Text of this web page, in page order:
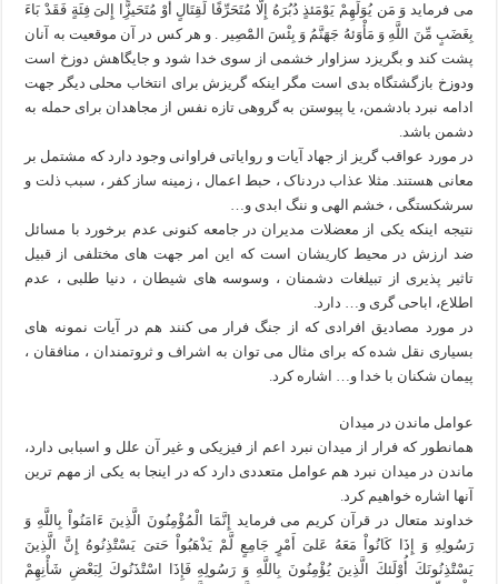
می فرماید وَ مَن يُوَلِّهِمْ يَوْمَئذٍ دُبُرَهُ إِلَّا مُتَحَرِّفًا لِّقِتَالٍ أَوْ مُتَحَيزًِّا إِلىَ‏ فِئَةٍ فَقَدْ بَاءَ
بِغَضَبٍ مِّنَ اللَّهِ وَ مَأْوَئهُ جَهَنَّمُ وَ بِئْسَ المَْصِير . و هر كس در آن موقعيت به آنان
پشت كند و بگريزد سزاوار خشمى از سوى خدا شود و جايگاهش دوزخ است
ودوزخ بازگشت‏گاه بدى است مگر اينكه گريزش براى انتخاب محلى ديگر جهت
ادامه نبرد بادشمن، يا پيوستن به گروهى تازه نفس از مجاهدان براى حمله به
دشمن‏ باشد.
در مورد عواقب گریز از جهاد آیات و روایاتی فراوانی وجود دارد که مشتمل بر
معانی هستند. مثلا عذاب دردناک ، حبط اعمال ، زمینه ساز کفر ، سبب ذلت و
سرشکستگی ، خشم الهی و ننگ ابدی و…
نتیجه اینکه یکی از معضلات مدیران در جامعه کنونی عدم برخورد با مسائل
ضد ارزش در محیط کاریشان است که این امر جهت های مختلفی از قبیل
تاثیر پذیری از تبیلغات دشمنان ، وسوسه های شیطان ، دنیا طلبی ، عدم
اطلاع، اباحی گری و… دارد.
در مورد مصادیق افرادی که از جنگ فرار می کنند هم در آیات نمونه های
بسیاری نقل شده که برای مثال می توان به اشراف و ثروتمندان ، منافقان ،
پیمان شکنان با خدا و… اشاره کرد.
عوامل ماندن در میدان
همانطور که فرار از میدان نبرد اعم از فیزیکی و غیر آن علل و اسبابی دارد،
ماندن در میدان نبرد هم عوامل متعددی دارد که در اینجا به یکی از مهم ترین
آنها اشاره خواهیم کرد.
خداوند متعال در قرآن کریم می فرماید إِنَّمَا الْمُؤْمِنُونَ الَّذِينَ ءَامَنُواْ بِاللَّهِ وَ
رَسُولِهِ وَ إِذَا كَانُواْ مَعَهُ عَلىَ أَمْرٍ جَامِعٍ لَّمْ يَذْهَبُواْ حَتىَ‏ يَسْتَْذِنُوهُ إِنَّ الَّذِينَ
يَسْتَْذِنُونَكَ أُوْلَئكَ الَّذِينَ يُؤْمِنُونَ بِاللَّهِ وَ رَسُولِهِ فَإِذَا اسْتَْذَنُوكَ لِبَعْضِ شَأْنِهِمْ